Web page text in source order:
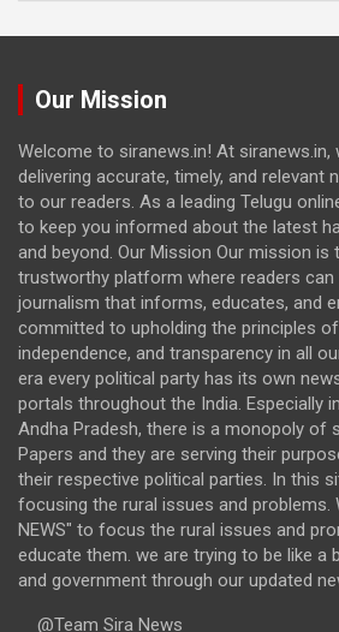
Our Mission
Welcome to siranews.in! At siranews.in,
delivering accurate, timely, and relevant
to our readers. As a leading Telugu
to keep you informed about the latest
and beyond. Our Mission Our mission is
trustworthy platform where readers
journalism that informs, educates, and
committed to upholding the principles
independence, and transparency in all
era every political party has its own
portals throughout the India. Especially
Andha Pradesh, there is a monopoly of
Papers and they are serving their
their respective political parties. In this
focusing the rural issues and problems.
NEWS" to focus the rural issues and
educate them. we are trying to be like a
and government through our updated
@Team Sira News